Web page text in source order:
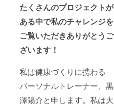
たくさんのプロジェクトが
ある中で私のチャレンジを
ご覧いただきありがとうご
ざいます！
私は健康づくりに携わる
パーソナルトレーナー、黒
澤陽介と申します。私は大